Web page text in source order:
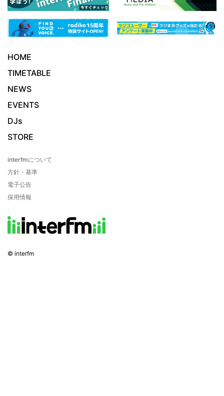
HOME
TIMETABLE
NEWS
EVENTS
DJs
STORE
interfmについて
方針・基準
電子公告
採用情報
© interfm